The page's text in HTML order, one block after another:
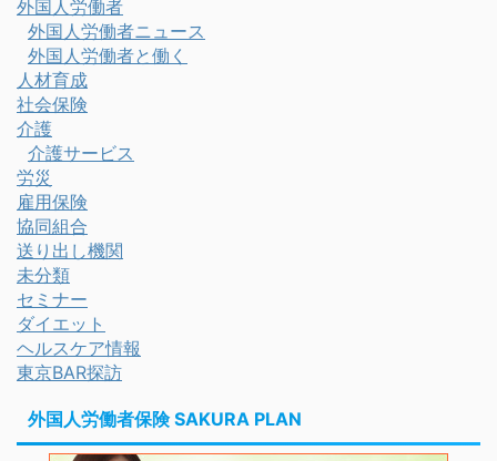
外国人労働者
外国人労働者ニュース
外国人労働者と働く
人材育成
社会保険
介護
介護サービス
労災
雇用保険
協同組合
送り出し機関
未分類
セミナー
ダイエット
ヘルスケア情報
東京BAR探訪
外国人労働者保険 SAKURA PLAN